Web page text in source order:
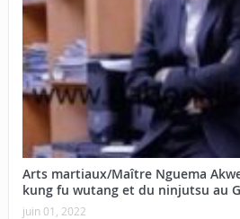
Arts martiaux/Maître Nguema
kung fu wutang et du ninjutsu au
juin 01, 2022